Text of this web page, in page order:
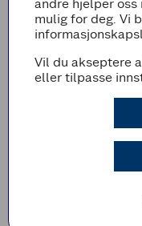
Skrell og
Legg et lag
så et lag
Fortsett å
kjelen helt til
mellom
Rør
og tøm den
legg på
varme i 25-
Server
dampede
andre hjelper
mulig for deg. Vi
Vil du akseptere
eller tilpasse